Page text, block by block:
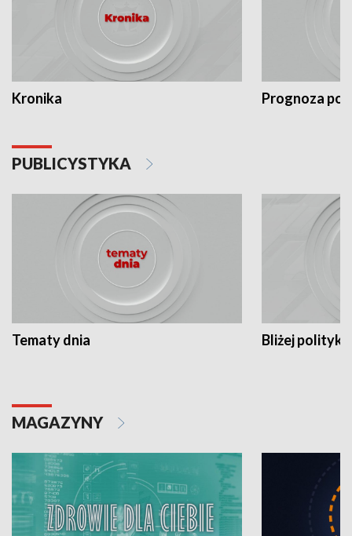
Kronika Prognoza
PUBLICYSTYKA
Tematy dnia Bliżej polityki
MAGAZYNY